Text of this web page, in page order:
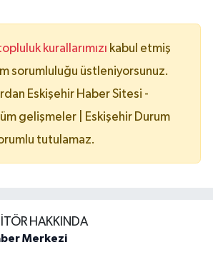
kurallarımızı kabul etmiş
sorumluluğu üstleniyorsunuz.
Eskişehir Haber Sitesi -
gelişmeler | Eskişehir Durum
tutulamaz.
HAKKINDA
Merkezi